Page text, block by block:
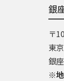
銀
〒
東
銀
※地